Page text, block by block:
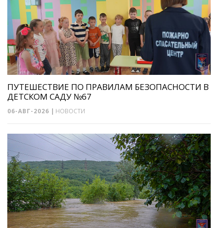
ПУТЕШЕСТВИЕ ПО ПРАВИЛАМ БЕЗОПАСНОСТИ В
ДЕТСКОМ САДУ №67
06-АВГ-2026 | НОВОСТИ